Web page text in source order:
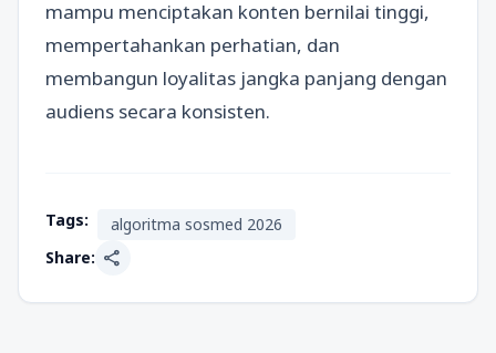
mampu menciptakan konten bernilai tinggi,
mempertahankan perhatian, dan
membangun loyalitas jangka panjang dengan
audiens secara konsisten.
Tags:
algoritma sosmed 2026
Share: share